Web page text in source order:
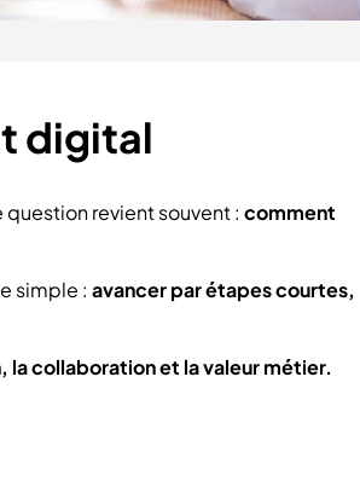
digital
revient souvent : comment
simple : avancer par étapes courtes,
la collaboration et la valeur métier.